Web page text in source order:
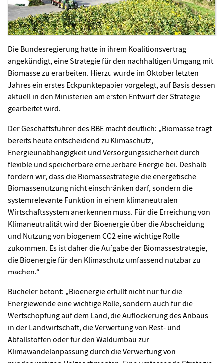
Die Bundesregierung hatte in ihrem Koalitionsvertrag
angekündigt, eine Strategie für den nachhaltigen Umgang mit
Biomasse zu erarbeiten. Hierzu wurde im Oktober letzten
Jahres ein erstes Eckpunktepapier vorgelegt, auf Basis dessen
aktuell in den Ministerien am ersten Entwurf der Strategie
gearbeitet wird.
Der Geschäftsführer des BBE macht deutlich: „Biomasse trägt
bereits heute entscheidend zu Klimaschutz,
Energieunabhängigkeit und Versorgungssicherheit durch
flexible und speicherbare erneuerbare Energie bei. Deshalb
fordern wir, dass die Biomassestrategie die energetische
Biomassenutzung nicht einschränken darf, sondern die
systemrelevante Funktion in einem klimaneutralen
Wirtschaftssystem anerkennen muss. Für die Erreichung von
Klimaneutralität wird der Bioenergie über die Abscheidung
und Nutzung von biogenem CO2 eine wichtige Rolle
zukommen. Es ist daher die Aufgabe der Biomassestrategie,
die Bioenergie für den Klimaschutz umfassend nutzbar zu
machen.“
Bücheler betont: „Bioenergie erfüllt nicht nur für die
Energiewende eine wichtige Rolle, sondern auch für die
Wertschöpfung auf dem Land, die Auflockerung des Anbaus
in der Landwirtschaft, die Verwertung von Rest- und
Abfallstoffen oder für den Waldumbau zur
Klimawandelanpassung durch die Verwertung von